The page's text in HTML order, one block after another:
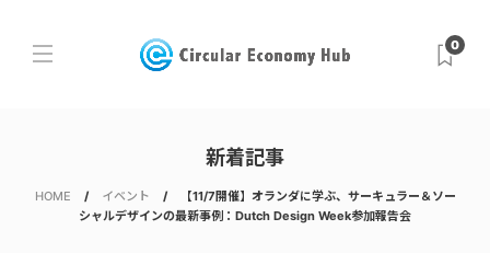
0
新着記事
HOME イベント
【11/7開催】オランダに学ぶ、サーキュラー＆ソー
シャルデザインの最新事例：Dutch Design Week参加報告会